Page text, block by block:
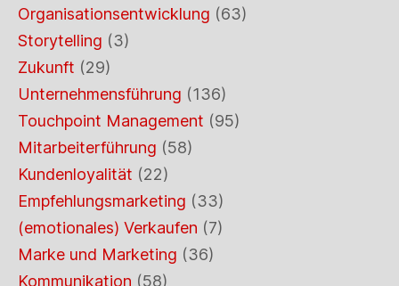
Organisationsentwicklung (63)
Storytelling (3)
Zukunft (29)
Unternehmensführung (136)
Touchpoint Management (95)
Mitarbeiterführung (58)
Kundenloyalität (22)
Empfehlungsmarketing (33)
(emotionales) Verkaufen (7)
Marke und Marketing (36)
Kommunikation (58)